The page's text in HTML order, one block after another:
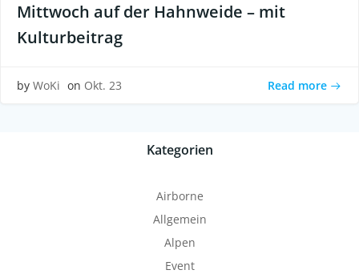
Mittwoch auf der Hahnweide – mit
Kulturbeitrag
by WoKi on Okt. 23 Read more
Kategorien
Airborne
Allgemein
Alpen
Event